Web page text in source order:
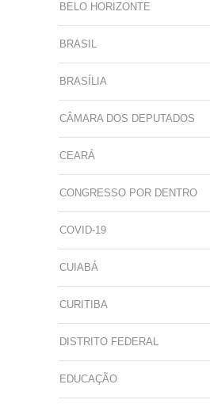
BELO HORIZONTE
BRASIL
BRASÍLIA
CÂMARA DOS DEPUTADOS
CEARÁ
CONGRESSO POR DENTRO
COVID-19
CUIABÁ
CURITIBA
DISTRITO FEDERAL
EDUCAÇÃO